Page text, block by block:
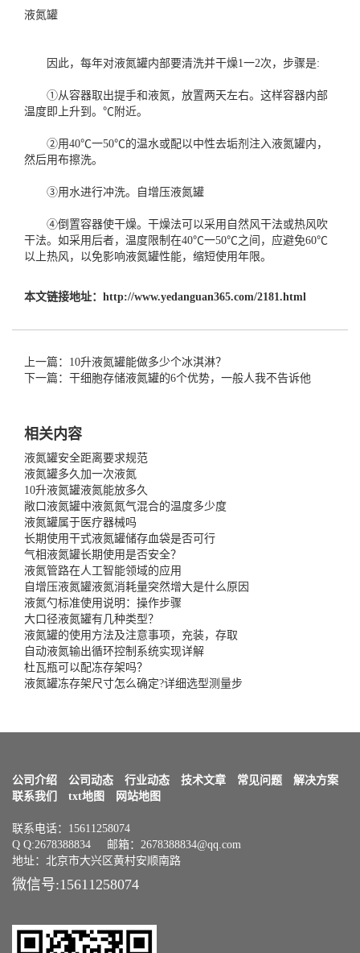
液氮罐
因此，每年对液氮罐内部要清洗并干燥1一2次，步骤是:
①从容器取出提手和液氮，放置两天左右。这样容器内部
温度即上升到。℃附近。
②用40℃一50℃的温水或配以中性去垢剂注入液氮罐内，
然后用布擦洗。
③用水进行冲洗。 自增压液氮罐
④倒置容器使干燥。干燥法可以采用自然风干法或热风吹
干法。如采用后者，温度限制在40℃一50℃之间，应避免60℃
以上热风，以免影响液氮罐性能，缩短使用年限。
本文链接地址： http://www.yedanguan365.com/2181.html
上一篇：10升液氮罐能做多少个冰淇淋？
下一篇：干细胞存储液氮罐的6个优势，一般人我不告诉他
相关内容
液氮罐安全距离要求规范
液氮罐多久加一次液氮
10升液氮罐液氮能放多久
敞口液氮罐中液氮氮气混合的温度多少度
液氮罐属于医疗器械吗
长期使用干式液氮罐储存血袋是否可行
气相液氮罐长期使用是否安全？
液氮管路在人工智能领域的应用
自增压液氮罐液氮消耗量突然增大是什么原因
液氮勺标准使用说明：操作步骤
大口径液氮罐有几种类型？
液氮罐的使用方法及注意事项，充装，存取
自动液氮输出循环控制系统实现详解
杜瓦瓶可以配冻存架吗？
液氮罐冻存架尺寸怎么确定?详细选型测量步
公司介绍 公司动态 行业动态 技术文章 常见问题
解决方案
联系我们
txt地图 网站地图
联系电话：15611258074
Q Q:2678388834 邮箱：2678388834@qq.com
地址：北京市大兴区黄村安顺南路
微信号:15611258074